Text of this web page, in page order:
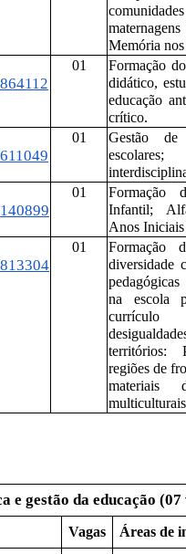
Memória nos
01
Formação
didático,
educação
crítico.
01
Gestão de
01
Formação
Infantil;
Anos
01
Formação
diversidade
na escola
currículo
territórios:
regiões de
materiais
e gestão da educação (07
Vagas Áreas de